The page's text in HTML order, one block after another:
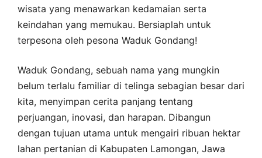
wisata yang menawarkan kedamaian serta
keindahan yang memukau. Bersiaplah untuk
terpesona oleh pesona Waduk Gondang!
Waduk Gondang, sebuah nama yang mungkin
belum terlalu familiar di telinga sebagian besar dari
kita, menyimpan cerita panjang tentang
perjuangan, inovasi, dan harapan. Dibangun
dengan tujuan utama untuk mengairi ribuan hektar
lahan pertanian di Kabupaten Lamongan, Jawa